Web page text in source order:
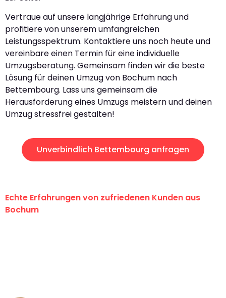
Vertraue auf unsere langjährige Erfahrung und
profitiere von unserem umfangreichen
Leistungsspektrum. Kontaktiere uns noch heute und
vereinbare einen Termin für eine individuelle
Umzugsberatung. Gemeinsam finden wir die beste
Lösung für deinen Umzug von Bochum nach
Bettembourg. Lass uns gemeinsam die
Herausforderung eines Umzugs meistern und deinen
Umzug stressfrei gestalten!
Unverbindlich Bettembourg anfragen
Echte Erfahrungen von zufriedenen Kunden aus
Bochum